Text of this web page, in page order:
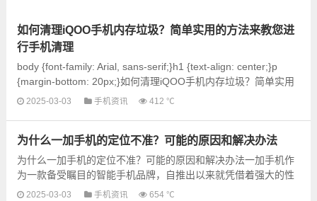
如何清理iQOO手机内存垃圾？简单实用的方法来教您进
行手机清理
body {font-family: Arial, sans-serif;}h1 {text-align: center;}p
{margin-bottom: 20px;}如何清理iQOO手机内存垃圾？简单实用
的方法如何清理iQOO手机内存垃圾？简单实用的方...
2025-03-03 手机资讯 412 ℃
为什么一加手机的定位不准？可能的原因和解决办法
为什么一加手机的定位不准？可能的原因和解决办法一加手机作
为一款备受瞩目的智能手机品牌，自推出以来就凭借着强大的性
能、高质量的摄像头和良好的用户体验而备受赞誉。然而，有...
2025-03-03 手机资讯 654 ℃